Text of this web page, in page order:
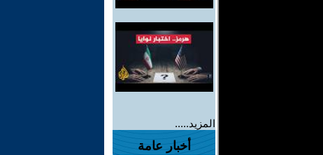
المزيد.....
أخبار عامة